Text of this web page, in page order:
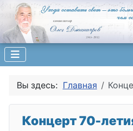
Вы здесь: Главная
Концерт 70-